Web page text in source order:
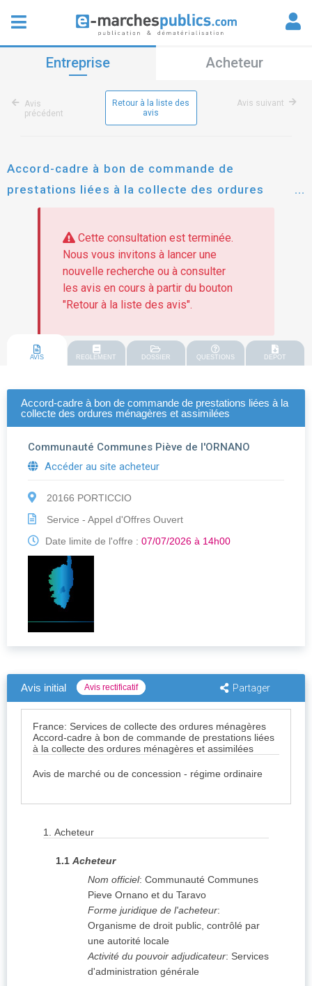
Entreprise Acheteur
Avis
précédent
Retour à la liste des
avis
Avis suivant
Accord-cadre à bon de commande de
prestations liées à la collecte des ordures
ménagères et assimilées
Cette consultation est terminée.
Nous vous invitons à lancer une
nouvelle recherche ou à consulter
les avis en cours à partir du bouton
"Retour à la liste des avis".
AVIS REGLEMENT DOSSIER QUESTIONS DEPOT
Accord-cadre à bon de commande de prestations liées à la
collecte des ordures ménagères et assimilées
Communauté Communes Piève de l'ORNANO
Accéder au site acheteur
20166 PORTICCIO
Service - Appel d'Offres Ouvert
Date limite de l'offre : 07/07/2026 à 14h00
Avis initial Avis rectificatif Partager
France: Services de collecte des ordures ménagères
Accord-cadre à bon de commande de prestations liées
à la collecte des ordures ménagères et assimilées
Avis de marché ou de concession - régime ordinaire
1. Acheteur
1.1 Acheteur
Nom officiel: Communauté Communes
Pieve Ornano et du Taravo
Forme juridique de l'acheteur:
Organisme de droit public, contrôlé par
une autorité locale
Activité du pouvoir adjudicateur: Services
d'administration générale